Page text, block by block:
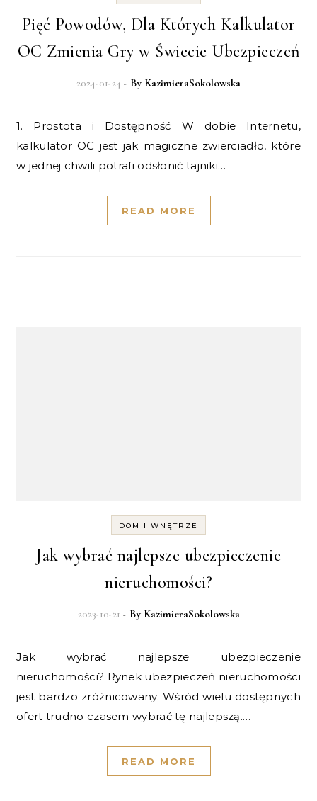
Pięć Powodów, Dla Których Kalkulator
OC Zmienia Gry w Świecie Ubezpieczeń
2024-01-24 - By KazimieraSokolowska
1. Prostota i Dostępność W dobie Internetu,
kalkulator OC jest jak magiczne zwierciadło, które
w jednej chwili potrafi odsłonić tajniki…
READ MORE
DOM I WNĘTRZE
Jak wybrać najlepsze ubezpieczenie
nieruchomości?
2023-10-21 - By KazimieraSokolowska
Jak wybrać najlepsze ubezpieczenie
nieruchomości? Rynek ubezpieczeń nieruchomości
jest bardzo zróżnicowany. Wśród wielu dostępnych
ofert trudno czasem wybrać tę najlepszą.…
READ MORE